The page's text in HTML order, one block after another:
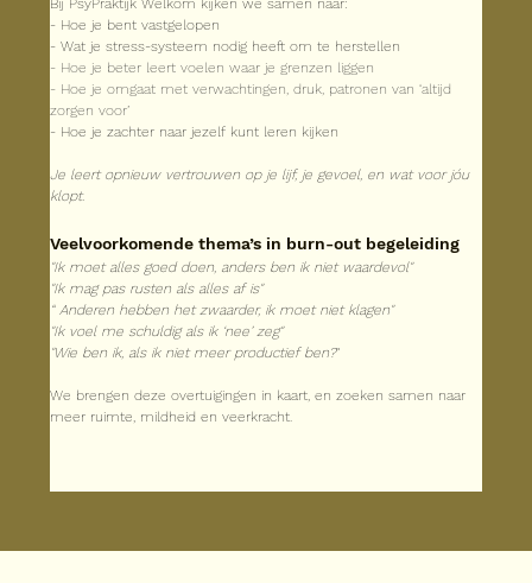
- Hoe je bent vastgelopen
- Wat je stress-systeem nodig heeft om te herstellen
- Hoe je beter leert voelen waar je grenzen liggen
- Hoe je omgaat met verwachtingen, druk, patronen van ‘altijd
zorgen voor’
- Hoe je zachter naar jezelf kunt leren kijken
Je leert opnieuw vertrouwen op je lijf, je gevoel, en wat voor jóu
klopt.
Veelvoorkomende thema’s in burn-out begeleiding
"Ik moet alles goed doen, anders ben ik niet waardevol"
"Ik mag pas rusten als alles af is"
“ Anderen hebben het zwaarder, ik moet niet klagen"
"Ik voel me schuldig als ik ‘nee’ zeg"
"Wie ben ik, als ik niet meer productief ben?"
We brengen deze overtuigingen in kaart, en zoeken samen naar
meer ruimte, mildheid en veerkracht.